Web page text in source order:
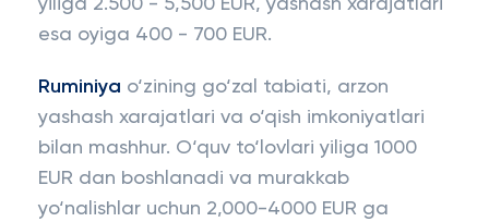
yiliga 2.500 - 5,500 EUR, yashash xarajatlari
esa oyiga 400 - 700 EUR.
Ruminiya o‘zining go‘zal tabiati, arzon
yashash xarajatlari va o‘qish imkoniyatlari
bilan mashhur. O‘quv to‘lovlari yiliga 1000
EUR dan boshlanadi va murakkab
yo‘nalishlar uchun 2,000-4000 EUR ga